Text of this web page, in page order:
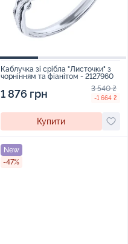
Каблучка зі срібла "Листочки" з
чорнінням та фіанітом - 2127960
1 876 грн 3 540 ₴
-1 664 ₴
Купити
New
-47%